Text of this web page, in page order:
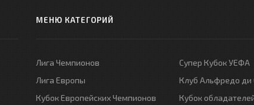
МЕНЮ КАТЕГОРИЙ
Лига Чемпионов
Лига Европы
Кубок Европейских Чемпионов
Супер Кубок УЕФА
Клуб Альфредо ди
Кубок